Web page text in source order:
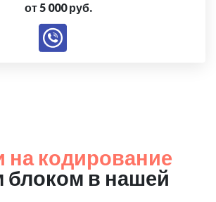
от 5 000 руб.
на кодирование
в нашей